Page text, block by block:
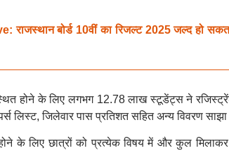
बोर्ड 10वीं का रिजल्ट 2025 जल्द हो
होने के लिए लगभग 12.78 लाख स्टूडेंट्स ने
लिस्ट, जिलेवार पास प्रतिशत सहित अन्य विवरण साझा
होने के लिए छात्रों को प्रत्येक विषय में और कुल